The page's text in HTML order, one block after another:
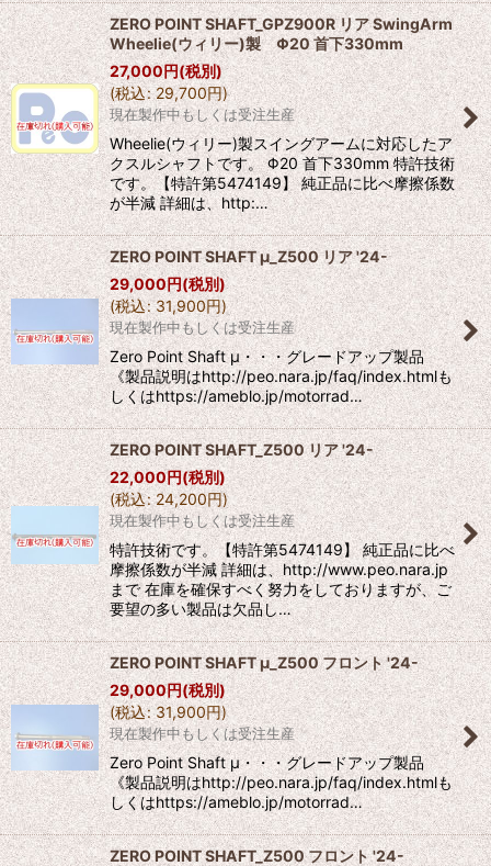
ZERO POINT SHAFT_GPZ900R リア SwingArm
Wheelie(ウィリー)製 Φ20 首下330mm
27,000円(税別)
(税込: 29,700円)
現在製作中もしくは受注生産
Wheelie(ウィリー)製スイングアームに対応したア
クスルシャフトです。 Φ20 首下330mm 特許技術
です。【特許第5474149】 純正品に比べ摩擦係数
が半減 詳細は、http:…
ZERO POINT SHAFT μ_Z500 リア '24-
29,000円(税別)
(税込: 31,900円)
現在製作中もしくは受注生産
Zero Point Shaft μ・・・グレードアップ製品
《製品説明はhttp://peo.nara.jp/faq/index.htmlも
しくはhttps://ameblo.jp/motorrad…
ZERO POINT SHAFT_Z500 リア '24-
22,000円(税別)
(税込: 24,200円)
現在製作中もしくは受注生産
特許技術です。【特許第5474149】 純正品に比べ
摩擦係数が半減 詳細は、http://www.peo.nara.jp
まで 在庫を確保すべく努力をしておりますが、ご
要望の多い製品は欠品し…
ZERO POINT SHAFT μ_Z500 フロント '24-
29,000円(税別)
(税込: 31,900円)
現在製作中もしくは受注生産
Zero Point Shaft μ・・・グレードアップ製品
《製品説明はhttp://peo.nara.jp/faq/index.htmlも
しくはhttps://ameblo.jp/motorrad…
ZERO POINT SHAFT_Z500 フロント '24-